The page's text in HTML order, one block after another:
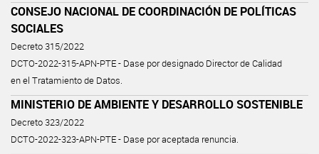
CONSEJO NACIONAL DE COORDINACIÓN DE POLÍTICAS
SOCIALES
Decreto 315/2022
DCTO-2022-315-APN-PTE - Dase por designado Director de Calidad
en el Tratamiento de Datos.
MINISTERIO DE AMBIENTE Y DESARROLLO SOSTENIBLE
Decreto 323/2022
DCTO-2022-323-APN-PTE - Dase por aceptada renuncia.